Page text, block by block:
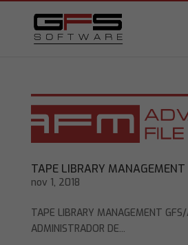
TAPE LIBRARY MANAGEMENT
nov 1, 2018
TAPE LIBRARY MANAGEMENT
ADMINISTRADOR DE...